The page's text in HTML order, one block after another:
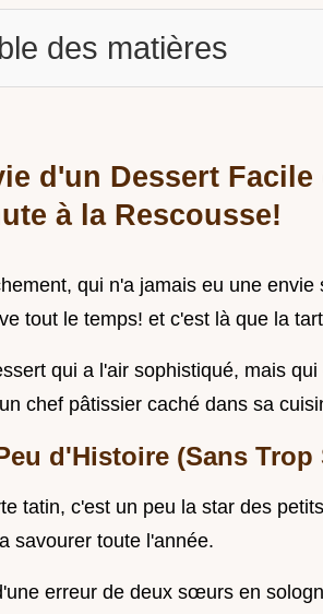
des matières
d'un Dessert
à la Rescousse!
qui n'a jamais eu une
tout le temps! et c'est là que la
qui a l'air sophistiqué, mais
chef pâtissier caché dans sa
d'Histoire (Sans Trop
tatin, c'est un peu la star des
savourer toute l'année.
erreur de deux sœurs en